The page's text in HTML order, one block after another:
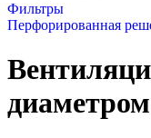
Фильтры
Перфорированная